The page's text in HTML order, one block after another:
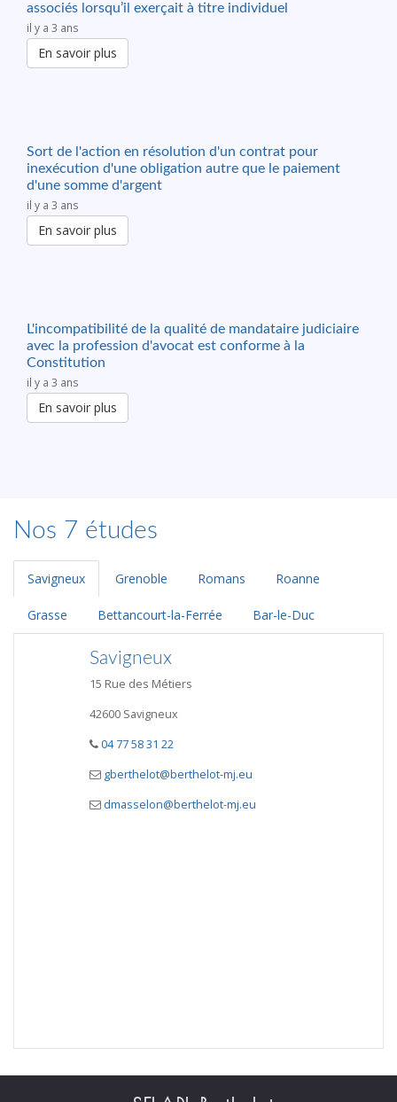
associés lorsqu’il exerçait à titre individuel
il y a 3 ans
En savoir plus
Sort de l'action en résolution d'un contrat pour
inexécution d'une obligation autre que le paiement
d'une somme d'argent
il y a 3 ans
En savoir plus
L'incompatibilité de la qualité de mandataire judiciaire
avec la profession d'avocat est conforme à la
Constitution
il y a 3 ans
En savoir plus
Nos 7 études
Savigneux Grenoble Romans Roanne
Grasse Bettancourt-la-Ferrée Bar-le-Duc
Savigneux
15 Rue des Métiers
42600 Savigneux
04 77 58 31 22
gberthelot@berthelot-mj.eu
dmasselon@berthelot-mj.eu